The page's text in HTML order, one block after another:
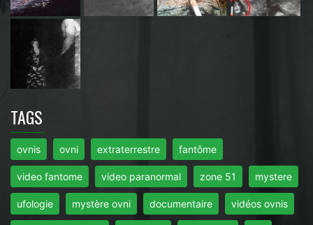
TAGS
ovnis ovni extraterrestre fantôme
video fantome video paranormal zone 51 mystere
ufologie mystère ovni documentaire vidéos ovnis